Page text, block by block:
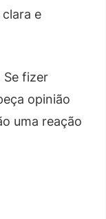
e
Se fizer
opinião
uma reação